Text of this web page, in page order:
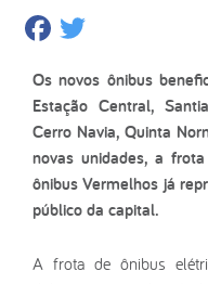
Facebook
Os novos ônibus
Estação Central,
Cerro Navia, Quinta
novas unidades, a
ônibus Vermelhos já
público da capital.
A frota de ônibus